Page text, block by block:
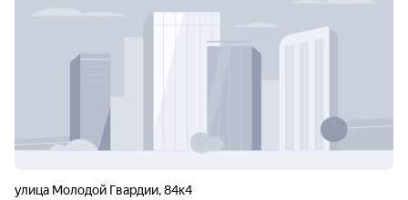
улица Молодой Гвардии,84к4